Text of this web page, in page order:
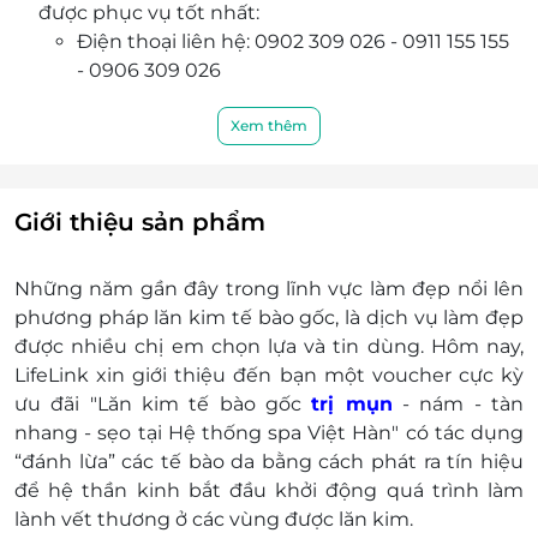
được phục vụ tốt nhất:
Điện thoại liên hệ: 0902 309 026 - 0911 155 155
- 0906 309 026
Thạnh, Thành phố Hồ Chí Minh.
115 Nguyễn Bỉnh Khiêm, Phường Đa Kao,
Quận 1,
phố Hồ Chí Minh
66 Đinh Tiên Hoàng, phường Đakao, quận 1,
Thành phố Hồ Chí Minh
Một khách hàng được mua nhiều voucher
E-Voucher/E-Coupon không có giá trị quy đổi
thành tiền mặt, không trả lại tiền thừa
Không áp dụng đồng thời với chương trình
khuyến mại khác.
Xem thêm
Giới thiệu sản phẩm
Những năm gần đây trong lĩnh vực làm đẹp nổi lên
phương pháp lăn kim tế bào gốc, là dịch vụ làm đẹp
được nhiều chị em chọn lựa và tin dùng. Hôm nay,
LifeLink xin giới thiệu đến bạn một voucher cực kỳ
ưu đãi "Lăn kim tế bào gốctrị mụn - nám - tàn
nhang - sẹo tại Hệ thống spa Việt Hàn" có tác dụng
“đánh lừa” các tế bào da bằng cách phát ra tín hiệu
để hệ thần kinh bắt đầu khởi động quá trình làm
lành vết thương ở các vùng được lăn kim.